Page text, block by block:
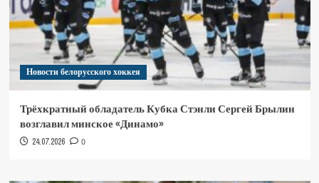
Новости белорусского хоккея
Трёхкратный обладатель Кубка Стэнли Сергей Брылин
возглавил минское «Динамо»
24.07.2026 0